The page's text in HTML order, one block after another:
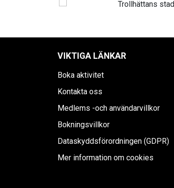
VIKTIGA LÄNKAR
Boka aktivitet
Kontakta oss
Medlems -och användarvillkor
Bokningsvillkor
Dataskyddsförordningen (GDPR)
Mer information om cookies